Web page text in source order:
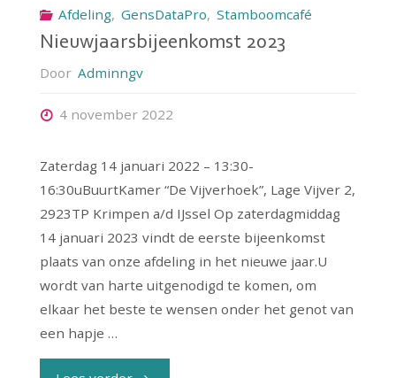
Afdeling, GensDataPro, Stamboomcafé
Nieuwjaarsbijeenkomst 2023
Door Adminngv
4 november 2022
Zaterdag 14 januari 2022 – 13:30-
16:30uBuurtKamer “De Vijverhoek”, Lage Vijver 2,
2923TP Krimpen a/d IJssel Op zaterdagmiddag
14 januari 2023 vindt de eerste bijeenkomst
plaats van onze afdeling in het nieuwe jaar.U
wordt van harte uitgenodigd te komen, om
elkaar het beste te wensen onder het genot van
een hapje …